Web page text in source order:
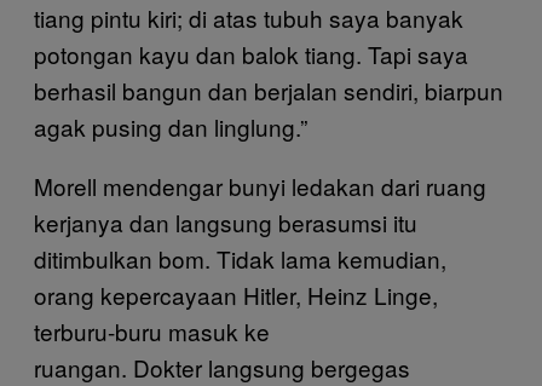
tiang pintu kiri; di atas tubuh saya banyak
potongan kayu dan balok tiang. Tapi saya
berhasil bangun dan berjalan sendiri, biarpun
agak pusing dan linglung.”
Morell mendengar bunyi ledakan dari ruang
kerjanya dan langsung berasumsi itu
ditimbulkan bom. Tidak lama kemudian,
orang kepercayaan Hitler, Heinz Linge,
terburu-buru masuk ke
ruangan. Dokter langsung bergegas